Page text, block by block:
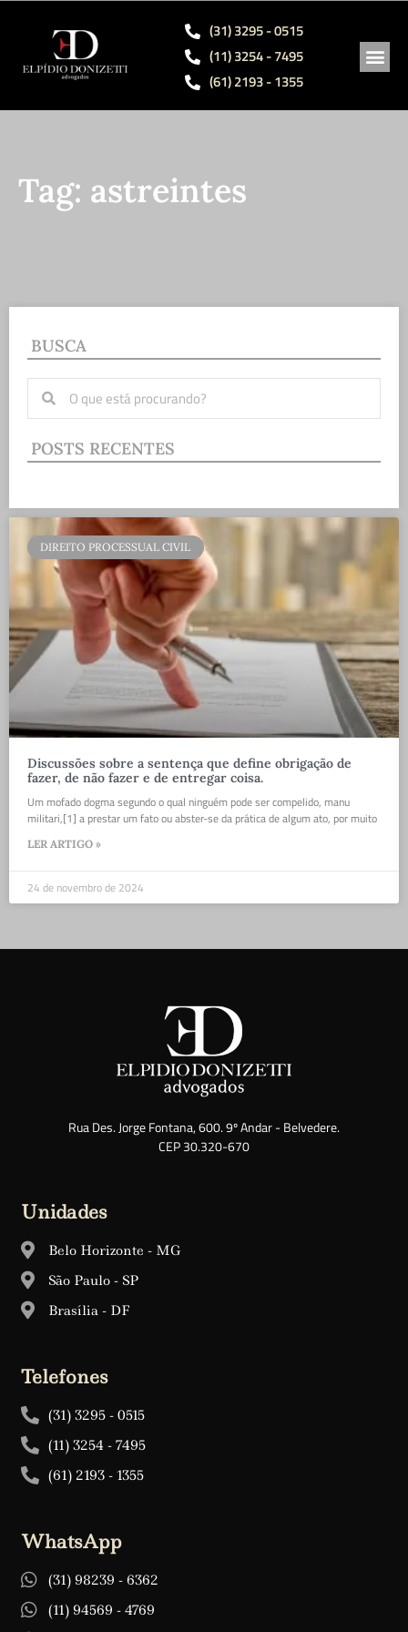
(31) 3295 - 0515
(11) 3254 - 7495
(61) 2193 - 1355
Tag: astreintes
DIREITO PROCESSUAL CIVIL
Discussões sobre a sentença que define obrigação de
fazer, de não fazer e de entregar coisa.
Um mofado dogma segundo o qual ninguém pode ser compelido, manu
militari,[1] a prestar um fato ou abster-se da prática de algum ato, por muito
LER ARTIGO »
24 de novembro de 2024
BUSCA
POSTS RECENTES
Rua Des. Jorge Fontana, 600. 9º Andar - Belvedere.
CEP 30.320-670
Unidades
Belo Horizonte - MG
São Paulo - SP
Brasília - DF
Telefones
(31) 3295 - 0515
(11) 3254 - 7495
(61) 2193 - 1355
WhatsApp
(31) 98239 - 6362
(11) 94569 - 4769